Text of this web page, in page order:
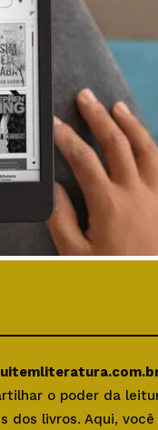
o poder da
dos livros. Aqui,